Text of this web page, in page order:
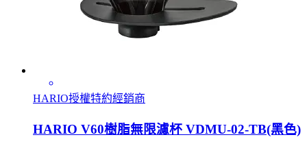
HARIO授權特約經銷商
HARIO V60樹脂無限濾杯 VDMU-02-TB(黑色)